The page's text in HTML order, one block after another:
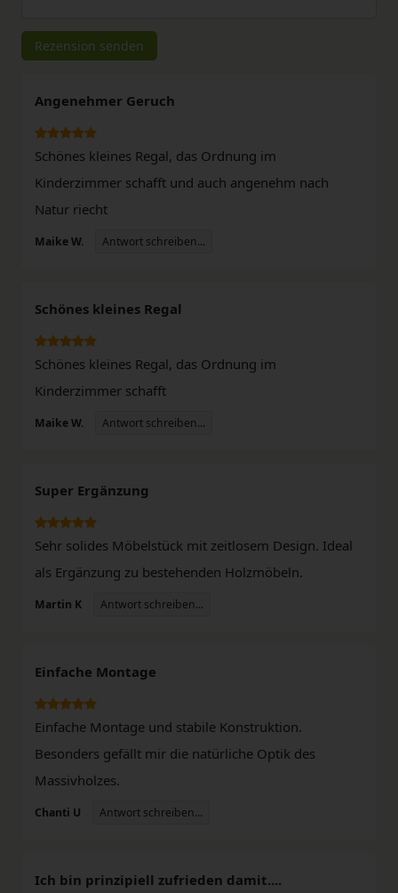
Rezensionstext
Rezension senden
Angenehmer Geruch
Schönes kleines Regal, das Ordnung im
Kinderzimmer schafft und auch angenehm nach
Natur riecht
Maike W. Antwort schreiben...
Schönes kleines Regal
Schönes kleines Regal, das Ordnung im
Kinderzimmer schafft
Maike W. Antwort schreiben...
Super Ergänzung
Sehr solides Möbelstück mit zeitlosem Design. Ideal
als Ergänzung zu bestehenden Holzmöbeln.
Martin K Antwort schreiben...
Einfache Montage
Einfache Montage und stabile Konstruktion.
Besonders gefällt mir die natürliche Optik des
Massivholzes.
Chanti U Antwort schreiben...
Ich bin prinzipiell zufrieden damit....